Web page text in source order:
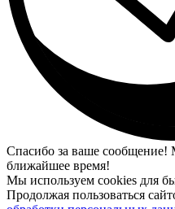
Спасибо за ваше сообщение!
ближайшее время!
Мы используем cookies для
Продолжая пользоваться